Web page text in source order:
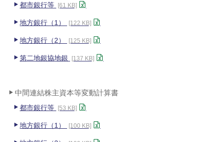
都市銀行等 [61 KB]
地方銀行（1） [122 KB]
地方銀行（2） [125 KB]
第二地銀協地銀 [137 KB]
中間連結株主資本等変動計算書
都市銀行等 [53 KB]
地方銀行（1） [100 KB]